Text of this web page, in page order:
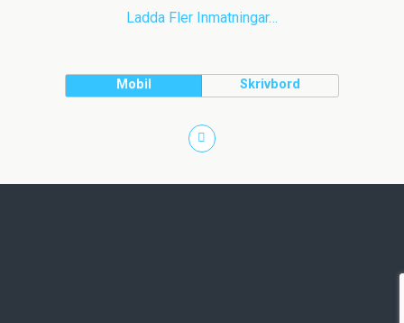
Ladda Fler Inmatningar…
Mobil Skrivbord